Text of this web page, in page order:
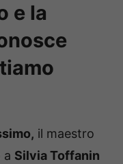
e la
il maestro
a Silvia Toffanin